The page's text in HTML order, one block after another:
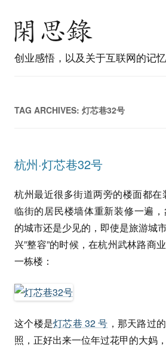
创业感悟，以及关于互联网的记
TAG ARCHIVES: 灯芯巷32号
杭州·灯芯巷32号
杭州最近很多街道两旁的楼面都
临街的居民楼墙体重新装修一遍，
的城市还是少见的，即使是旅游城
兴”整容”的时候，在杭州武林路商
一栋楼：
这个楼是灯芯巷 32 号 ，那天路过
照，正好出来一位年过花甲的大妈